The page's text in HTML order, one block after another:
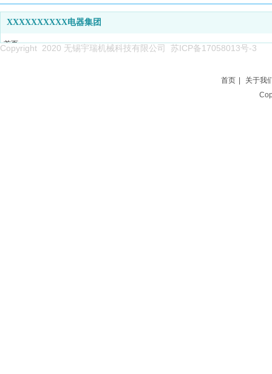
XXXXXXXXXX电器集团
首页
Copyright 2020 无锡宇瑞机械科技有限公司 苏ICP备17058013号-3
首页
关于我